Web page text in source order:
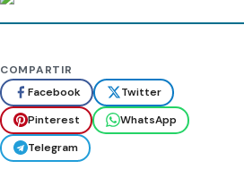
COMPARTIR
Facebook
Twitter
Pinterest
WhatsApp
Telegram